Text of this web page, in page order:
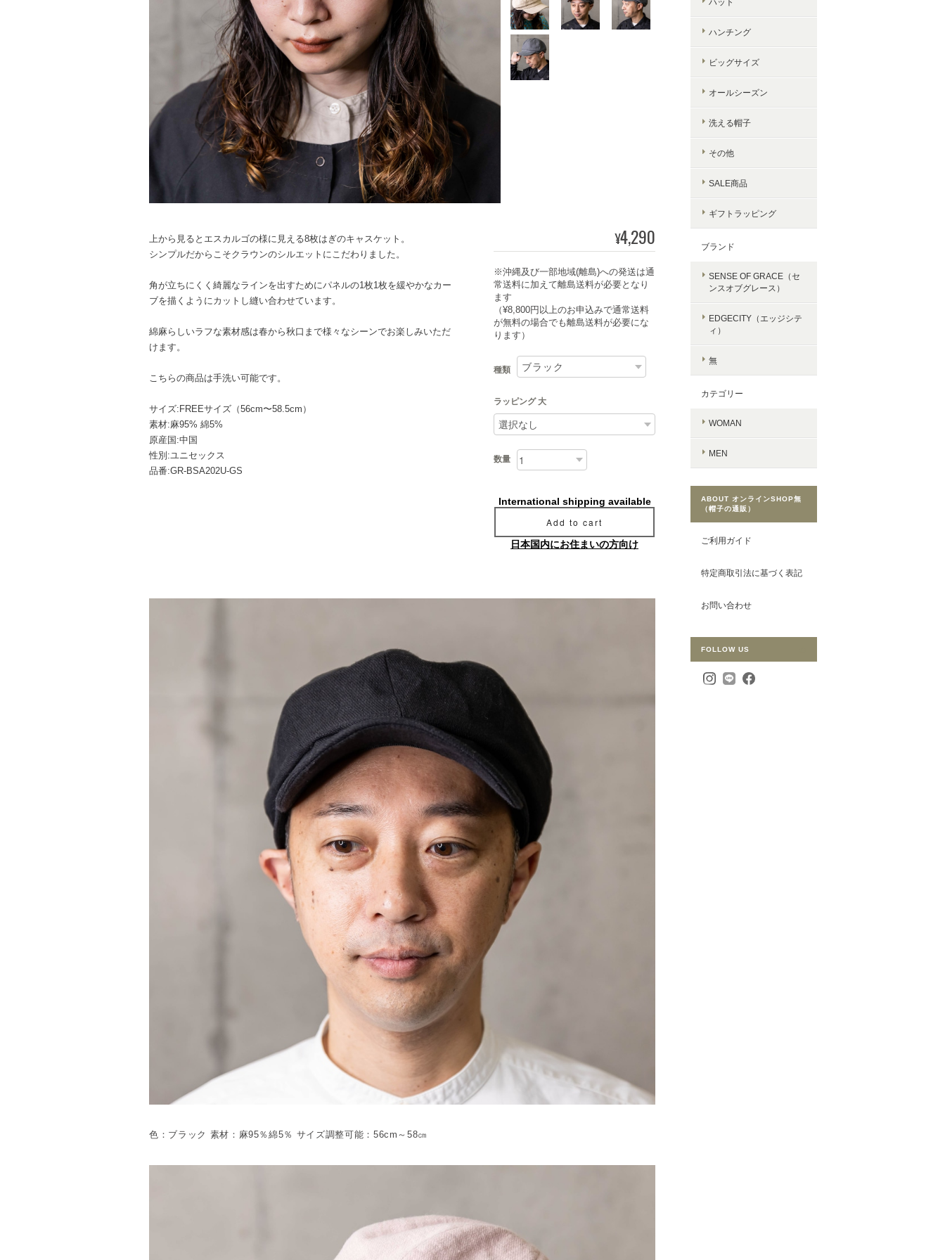
上から見るとエスカルゴの様に見える8枚はぎのキャスケット。
シンプルだからこそクラウンのシルエットにこだわりました。
角が立ちにくく綺麗なラインを出すためにパネルの1枚1枚を緩やかなカー
ブを描くようにカットし縫い合わせています。
綿麻らしいラフな素材感は春から秋口まで様々なシーンでお楽しみいただ
けます。
こちらの商品は手洗い可能です。
サイズ:FREEサイズ（56cm〜58.5cm）
素材:麻95% 綿5%
原産国:中国
性別:ユニセックス
品番:GR-BSA202U-GS
¥4,290
※沖縄及び一部地域(離島)への発送は通
常送料に加えて離島送料が必要となり
ます
（¥8,800円以上のお申込みで通常送料
が無料の場合でも離島送料が必要にな
ります）
種類
ラッピング 大
数量
International shipping available
Add to cart
日本国内にお住まいの方向け
色：ブラック 素材：麻95％綿5％ サイズ調整可能：56cm～58㎝
ハンチング
ビッグサイズ
オールシーズン
洗える帽子
その他
SALE商品
ギフトラッピング
ブランド
SENSE OF GRACE（セ
ンスオブグレース）
EDGECITY（エッジシテ
ィ）
無
カテゴリー
WOMAN
MEN
ABOUT オンラインSHOP無
（帽子の通販）
ご利用ガイド
特定商取引法に基づく表記
お問い合わせ
FOLLOW US